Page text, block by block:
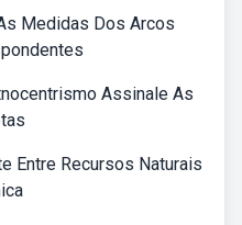
Medidas Dos Arcos
Assinale As
Entre Recursos Naturais